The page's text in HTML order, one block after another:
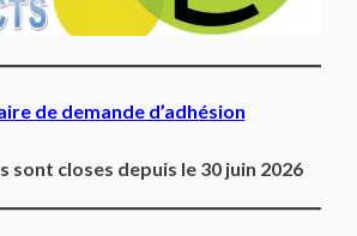
de demande d’adhésion
sont closes depuis le 30 juin 2026